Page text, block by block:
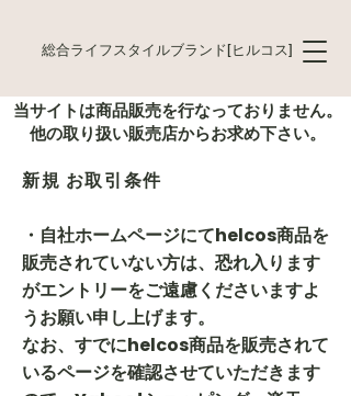
総合ライフスタイルブランド[ヒルコス]
当サイトは商品販売を行なっておりません。
他の取り扱い販売店からお求め下さい。
​新規 お取引条件
・自社ホームページにてhelcos商品を
販売されていない方は、恐れ入ります
がエントリーをご遠慮くださいますよ
うお願い申し上げます。
なお、すでにhelcos商品を販売されて
いるページを確認させていただきます